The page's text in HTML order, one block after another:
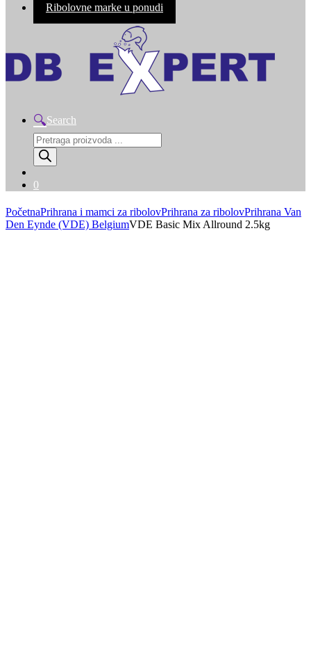
Ribolovne marke u ponudi
Search
Products
search
0
PočetnaPrihrana i mamci za ribolovPrihrana za ribolovPrihrana Van
Den Eynde (VDE) BelgiumVDE Basic Mix Allround 2.5kg